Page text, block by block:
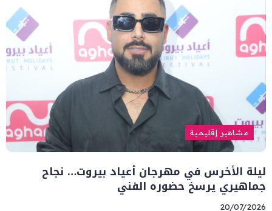
مشاهير إقليمية
ليلة الأخرس في مهرجان أعياد بيروت… نجاح
جماهيري يرسخ حضوره الفني
20/07/2026